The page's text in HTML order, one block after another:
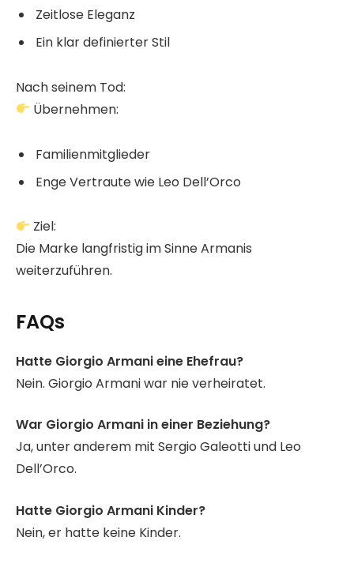
Zeitlose Eleganz
Ein klar definierter Stil
Nach seinem Tod:
Übernehmen:
Familienmitglieder
Enge Vertraute wie Leo Dell’Orco
Ziel:
Die Marke langfristig im Sinne Armanis
weiterzuführen.
FAQs
Hatte Giorgio Armani eine Ehefrau?
Nein. Giorgio Armani war nie verheiratet.
War Giorgio Armani in einer Beziehung?
Ja, unter anderem mit Sergio Galeotti und Leo
Dell’Orco.
Hatte Giorgio Armani Kinder?
Nein, er hatte keine Kinder.